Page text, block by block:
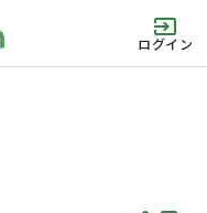
ログイン